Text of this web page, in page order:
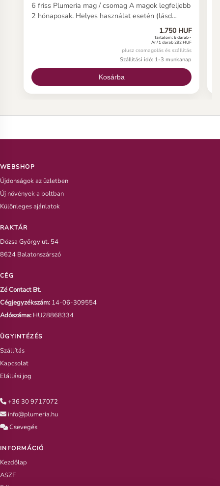
6 friss Plumeria mag / csomag A magok legfeljebb
2 hónaposak. Helyes használat esetén (lásd
kezelési útmutatónkat) a magoknak 5-10 napon
belül csírázniuk kell. Ha még soha nem vetett
plumeria magot, íme néhány fontos információ a
1.750 HUF
Tartalom: 6 darab -
Ár / 1 darab 292 HUF
plusz csomagolás és szállítás
Szállítási idő: 1-3 munkanap
Kosárba
WEBSHOP
Újdonságok az üzletben
Új növények a boltban
Különleges ajánlatok
RAKTÁR
Dózsa György ut. 54
8624 Balatonszárszó
CÉG
Zé Contact Bt.
Cégjegyzékszám: 14-06-309554
Adószáma: HU28868334
ÜGYINTÉZÉS
Szállítás
Kapcsolat
Elállási jog
+36 30 9717072
info@plumeria.hu
Csevegés
INFORMÁCIÓ
Kezdőlap
ASZF